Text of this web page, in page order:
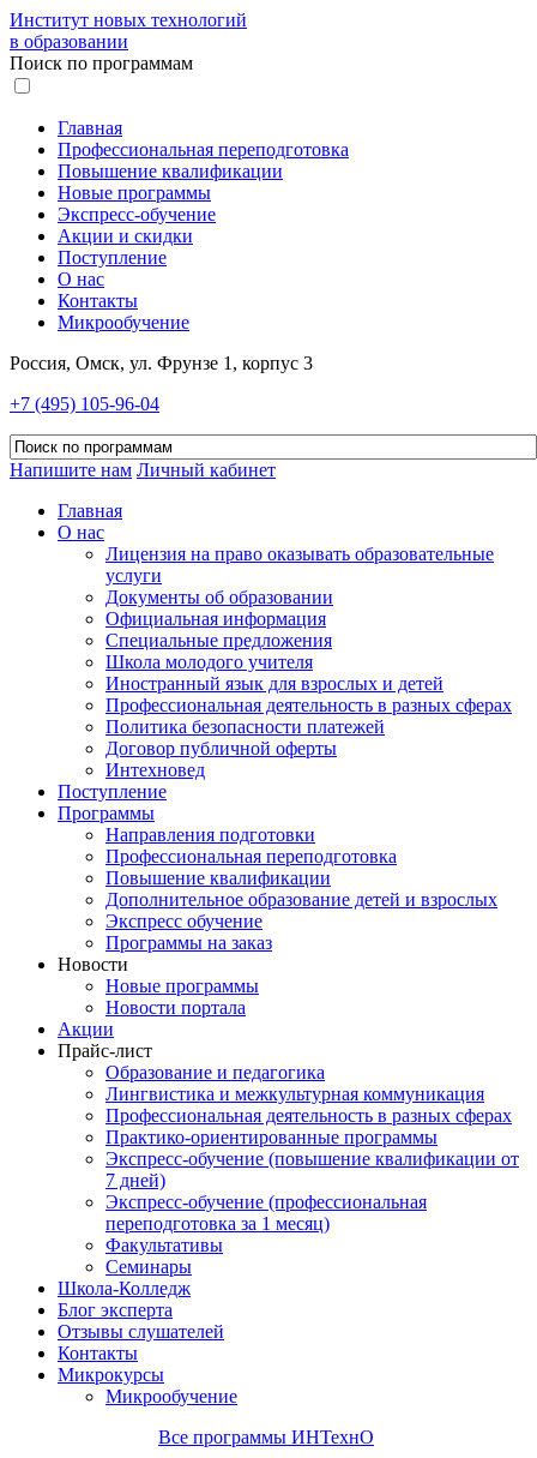
Институт новых технологий
в образовании
Поиск по программам
Главная
Профессиональная переподготовка
Повышение квалификации
Новые программы
Экспресс-обучение
Акции и скидки
Поступление
О нас
Контакты
Микрообучение
Россия, Омск, ул. Фрунзе 1, корпус 3
+7 (495) 105-96-04
Напишите нам Личный кабинет
Главная
О нас
Лицензия на право оказывать образовательные
услуги
Документы об образовании
Официальная информация
Специальные предложения
Школа молодого учителя
Иностранный язык для взрослых и детей
Профессиональная деятельность в разных сферах
Политика безопасности платежей
Договор публичной оферты
Интехновед
Поступление
Программы
Направления подготовки
Профессиональная переподготовка
Повышение квалификации
Дополнительное образование детей и взрослых
Экспресс обучение
Программы на заказ
Новости
Новые программы
Новости портала
Акции
Прайс-лист
Образование и педагогика
Лингвистика и межкультурная коммуникация
Профессиональная деятельность в разных сферах
Практико-ориентированные программы
Экспресс-обучение (повышение квалификации от
7 дней)
Экспресс-обучение (профессиональная
переподготовка за 1 месяц)
Факультативы
Семинары
Школа-Колледж
Блог эксперта
Отзывы слушателей
Контакты
Микрокурсы
Микрообучение
Все программы ИНТехнО